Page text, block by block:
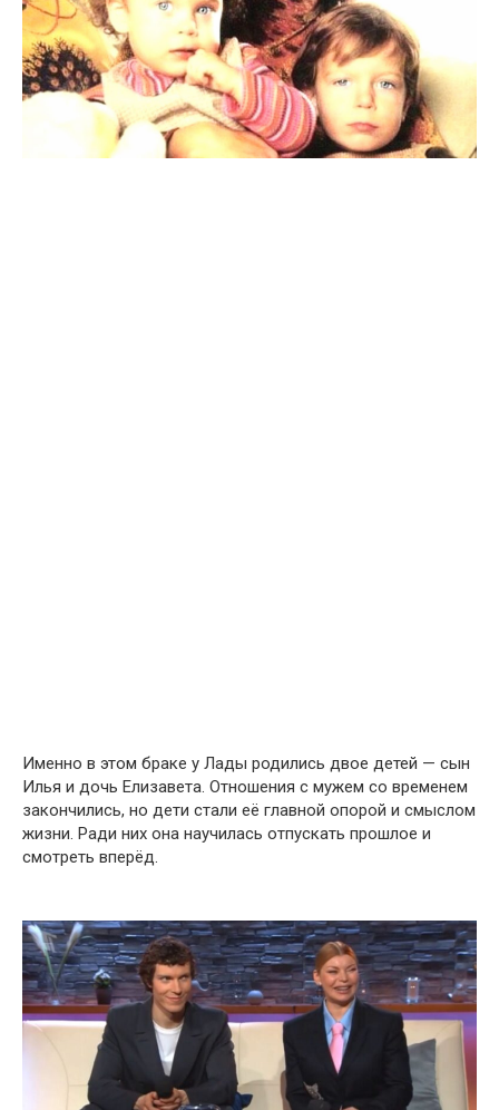
Именно в этом браке у Лады родились двое детей — сын
Илья и дочь Елизавета. Отношения с мужем со временем
закончились, но дети стали её главной опорой и смыслом
жизни. Ради них она научилась отпускать прошлое и
смотреть вперёд.